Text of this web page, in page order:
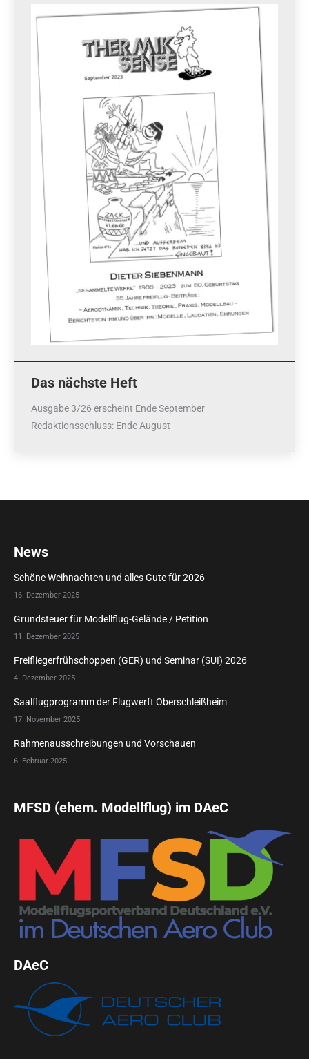
Das nächste Heft
Ausgabe 3/26 erscheint Ende September
Redaktionsschluss: Ende August
News
Schöne Weihnachten und alles Gute für 2026
16. Dezember 2025
Grundsteuer für Modellflug-Gelände / Petition
11. Dezember 2025
Freifliegerfrühschoppen (GER) und Seminar (SUI) 2026
4. Dezember 2025
Saalflugprogramm der Flugwerft Oberschleißheim
17. November 2025
Rahmenausschreibungen und Vorschauen
6. Februar 2025
MFSD (ehem. Modellflug) im DAeC
DAeC